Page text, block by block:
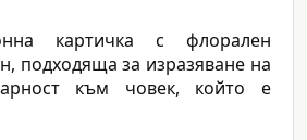
картичка с флорален
подходяща за изразяване на
към човек, който е